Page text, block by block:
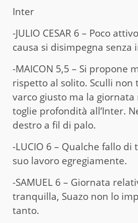
Inter
-JULIO CESAR 6 – Poco
causa si disimpegna senza
-MAICON 5,5 – Si propone
rispetto al solito. Sculli non
varco giusto ma la giornata
toglie profondità all’Inter.
destro a fil di palo.
-LUCIO 6 – Qualche fallo di
suo lavoro egregiamente.
-SAMUEL 6 – Giornata
tranquilla, Suazo non lo
tanto.